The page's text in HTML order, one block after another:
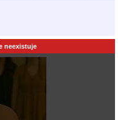
neexistuje